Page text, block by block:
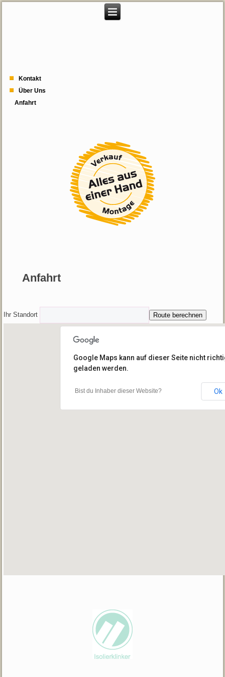
Kontakt
Über Uns
Anfahrt
Anfahrt
Ihr Standort
Google Maps kann auf dieser Seite nicht
geladen werden.
Bist du Inhaber dieser Website? Ok